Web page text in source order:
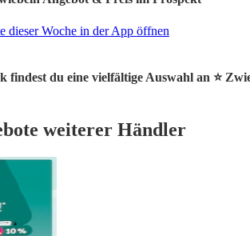
dieser Woche in der App öffnen
du eine vielfältige Auswahl an ⭐️
weiterer Händler